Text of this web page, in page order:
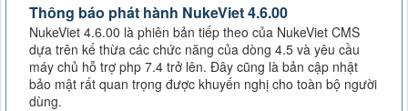
Thông báo phát hành NukeViet 4.6.00
NukeViet 4.6.00 là phiên bản tiếp theo của NukeViet CMS
dựa trên kế thừa các chức năng của dòng 4.5 và yêu cầu
máy chủ hỗ trợ php 7.4 trở lên. Đây cũng là bản cập nhật
bảo mật rất quan trọng được khuyến nghị cho toàn bộ người
dùng.